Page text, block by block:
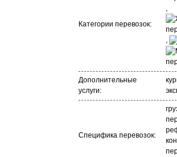
Категории перевозок:
,
,
Дополнительные
услуги:
Специфика перевозок: